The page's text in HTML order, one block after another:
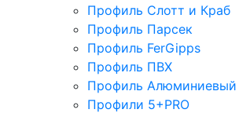
Профиль Слотт и Краб
Профиль Парсек
Профиль FerGipps
Профиль ПВХ
Профиль Алюминиевый
Профили 5+PRO